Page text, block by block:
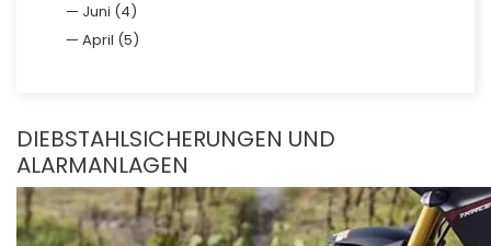
Juni (4)
April (5)
DIEBSTAHLSICHERUNGEN UND
ALARMANLAGEN